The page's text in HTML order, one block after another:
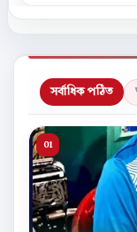
সর্বাধিক পঠিত